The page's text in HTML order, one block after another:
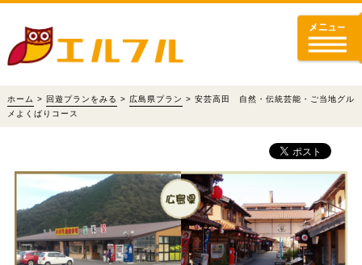
ホーム > 回遊プランをみる > 広島県プラン > 安芸高田 自然・伝統芸能・ご当地グル
メよくばりコース